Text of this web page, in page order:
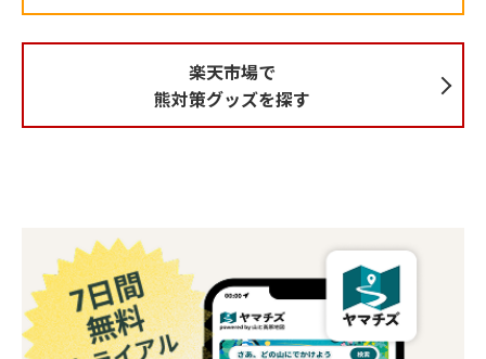
楽天市場で
熊対策グッズを探す